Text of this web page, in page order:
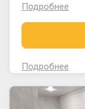
Подробнее
Подробнее